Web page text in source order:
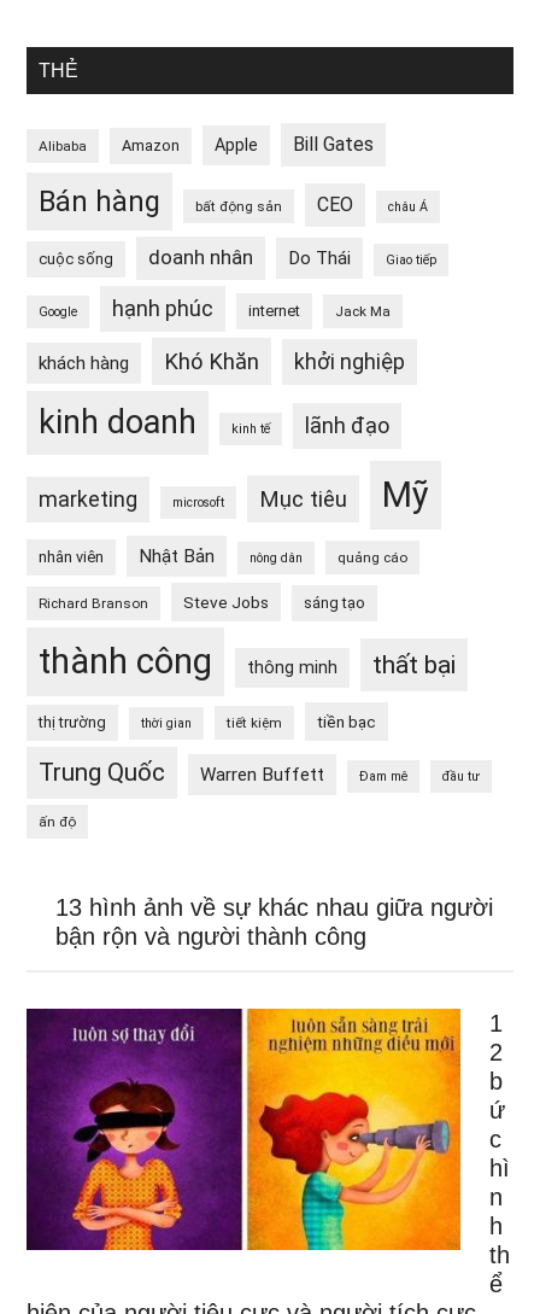
THẺ
Alibaba Amazon Apple Bill Gates
Bán hàng bất động sản CEO châu Á
cuộc sống doanh nhân Do Thái Giao tiếp
Google hạnh phúc internet Jack Ma
khách hàng Khó Khăn khởi nghiệp
kinh doanh kinh tế lãnh đạo
marketing microsoft Mục tiêu Mỹ
nhân viên Nhật Bản nông dân quảng cáo
Richard Branson Steve Jobs sáng tạo
thành công thông minh thất bại
thị trường thời gian tiết kiệm tiền bạc
Trung Quốc Warren Buffett Đam mê đầu tư
ấn độ
13 hình ảnh về sự khác nhau giữa người
bận rộn và người thành công
1
2
b
ứ
c
hì
n
h
th
ể